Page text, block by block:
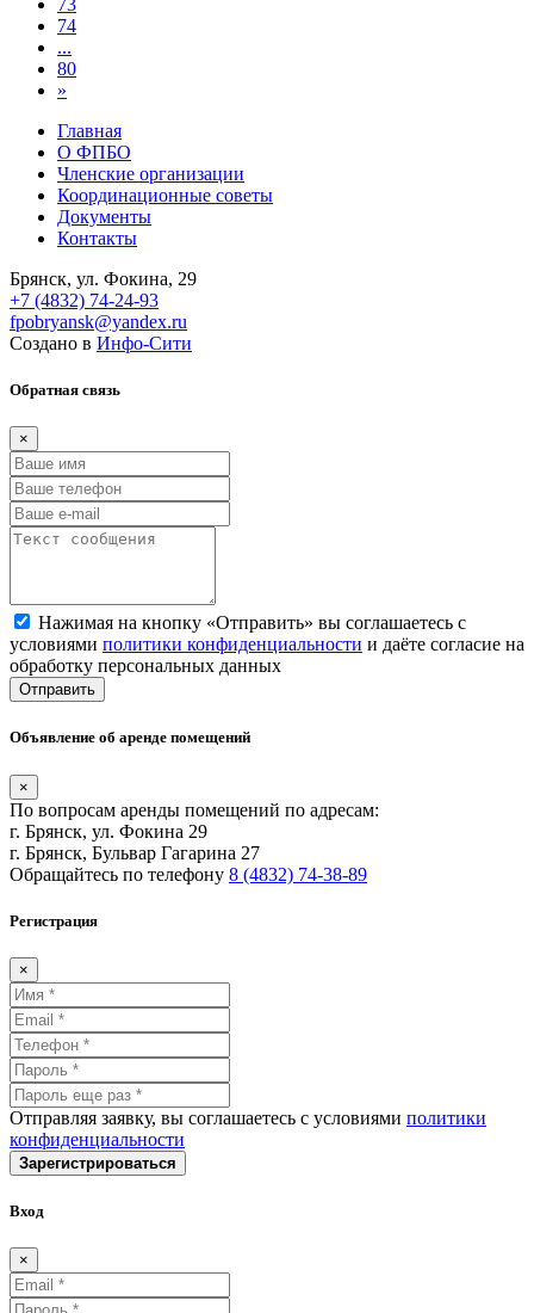
74
...
80
»
Главная
О ФПБО
Членские организации
Координационные советы
Документы
Контакты
Брянск, ул. Фокина, 29
+7 (4832) 74-24-93
fpobryansk@yandex.ru
Создано в Инфо-Сити
Обратная связь
×
Нажимая на кнопку «Отправить» вы соглашаетесь с
условиями политики конфиденциальности и даёте согласие на
обработку персональных данных
Отправить
Объявление об аренде помещений
×
По вопросам аренды помещений по адресам:
г. Брянск, ул. Фокина 29
г. Брянск, Бульвар Гагарина 27
Обращайтесь по телефону 8 (4832) 74-38-89
Регистрация
×
Отправляя заявку, вы соглашаетесь с условиями политики
конфиденциальности
Зарегистрироваться
Вход
×